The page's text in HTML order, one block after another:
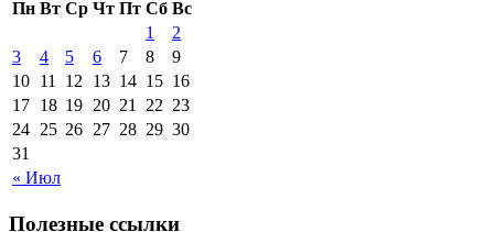
Пн Вт Ср Чт Пт Сб Вс
« Июл
1
2
3
4 5 6 7 8
9
10 11 12 13 14 15 16
17 18 19 20 21 22 23
24 25 26 27 28 29 30
31
Полезные ссылки